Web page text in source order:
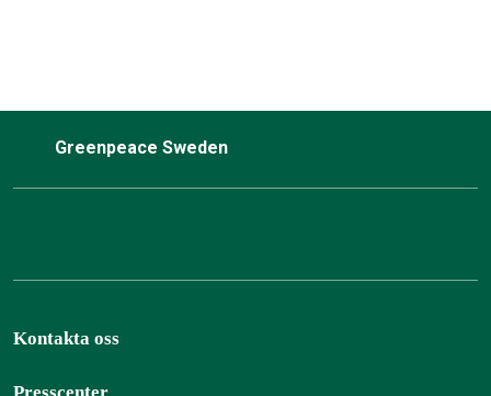
Greenpeace Sweden
Kontakta oss